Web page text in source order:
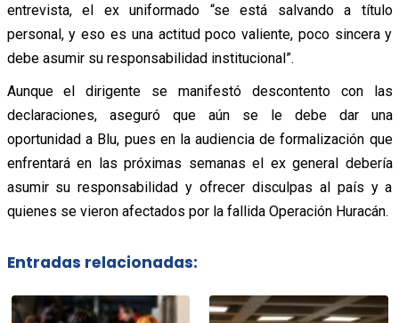
entrevista, el ex uniformado “se está salvando a título
personal, y eso es una actitud poco valiente, poco sincera y
debe asumir su responsabilidad institucional”.
Aunque el dirigente se manifestó descontento con las
declaraciones, aseguró que aún se le debe dar una
oportunidad a Blu, pues en la audiencia de formalización que
enfrentará en las próximas semanas el ex general debería
asumir su responsabilidad y ofrecer disculpas al país y a
quienes se vieron afectados por la fallida Operación Huracán.
Entradas relacionadas: